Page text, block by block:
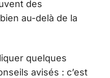
des
au-delà de la
quelques
avisés : c’est